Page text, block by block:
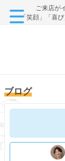
ご来店が
「笑顔」「喜
ブログ